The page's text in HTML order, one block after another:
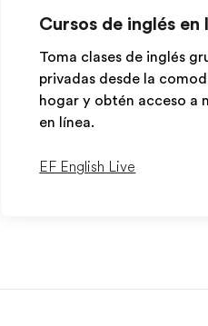
Cursos de inglés en
Toma clases de inglés
privadas desde la
hogar y obtén acceso a
en línea.
EF English Live